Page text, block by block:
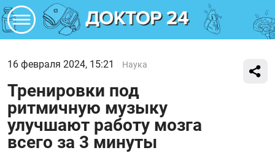
16 февраля 2024, 15:21 Наука
Тренировки под
ритмичную музыку
улучшают работу мозга
всего за 3 минуты